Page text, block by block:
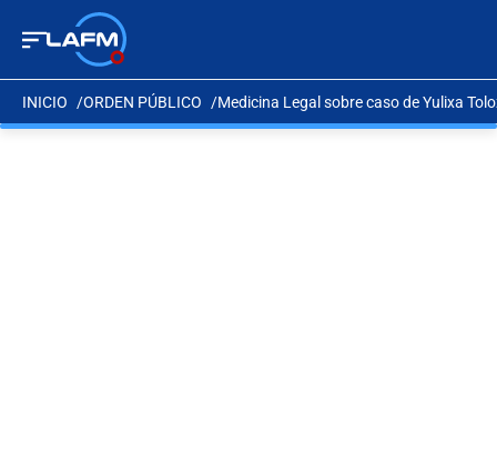
INICIO ORDEN PÚBLICO Medicina Legal sobre caso de Yulixa